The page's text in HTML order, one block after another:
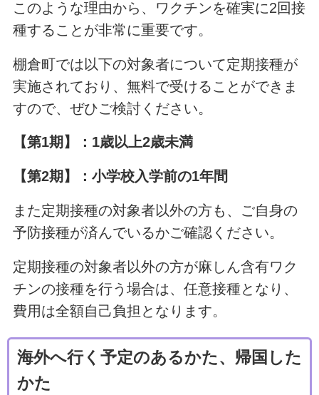
このような理由から、ワクチンを確実に2回接
種することが非常に重要です。
棚倉町では以下の対象者について定期接種が
実施されており、無料で受けることができま
すので、ぜひご検討ください。
【第1期】：1歳以上2歳未満
【第2期】：小学校入学前の1年間
また定期接種の対象者以外の方も、ご自身の
予防接種が済んでいるかご確認ください。
定期接種の対象者以外の方が麻しん含有ワク
チンの接種を行う場合は、任意接種となり、
費用は全額自己負担となります。
海外へ行く予定のあるかた、帰国した
かた